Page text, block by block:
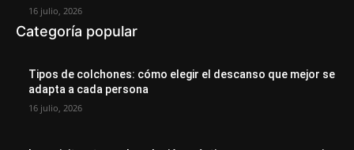
16 julio, 2026
Categoría popular
Tipos de colchones: cómo elegir el descanso que mejor se
adapta a cada persona
16 julio, 2026